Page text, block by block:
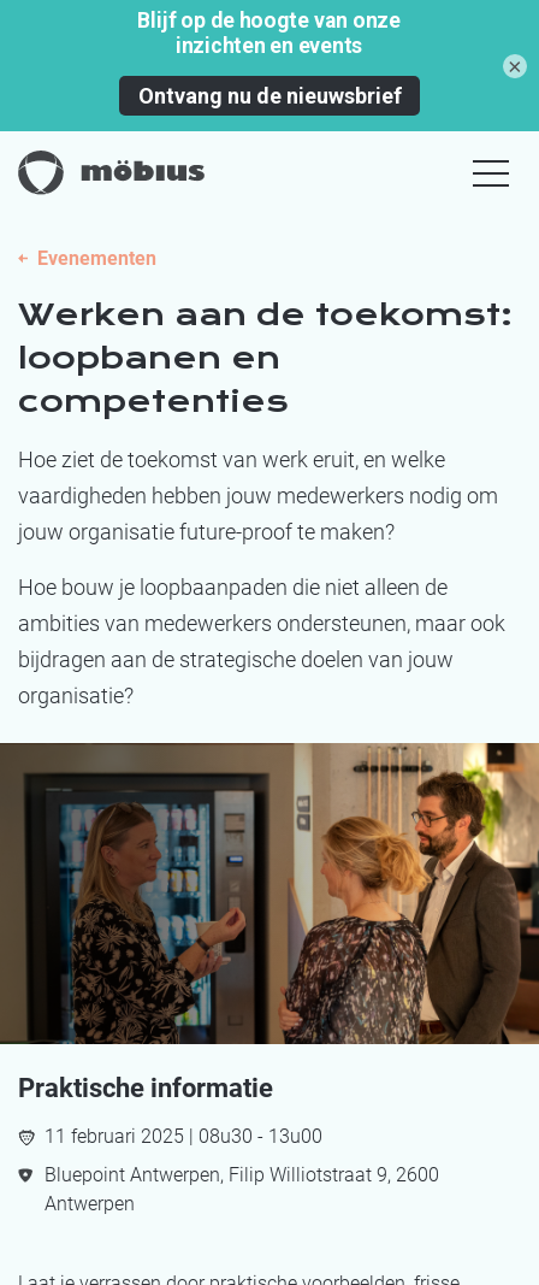
Evenementen
Werken aan de toekomst:
loopbanen en
competenties
Hoe ziet de toekomst van werk eruit, en welke
vaardigheden hebben jouw medewerkers nodig om
jouw organisatie future-proof te maken?
Hoe bouw je loopbaanpaden die niet alleen de
ambities van medewerkers ondersteunen, maar ook
bijdragen aan de strategische doelen van jouw
organisatie?
Praktische informatie
11 februari 2025 | 08u30 - 13u00
Bluepoint Antwerpen, Filip Williotstraat 9, 2600
Antwerpen
×